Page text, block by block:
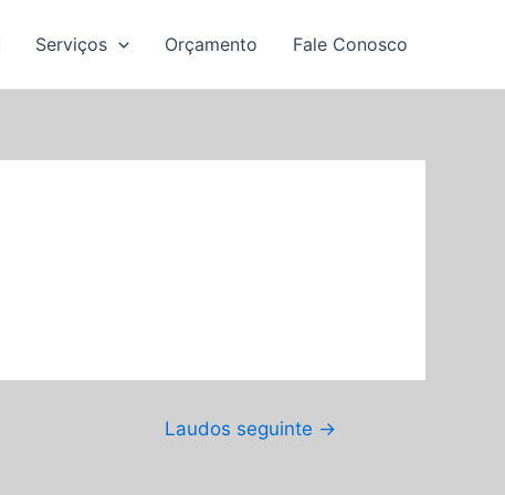
Serviços Orçamento Fale Conosco
Laudos seguinte →